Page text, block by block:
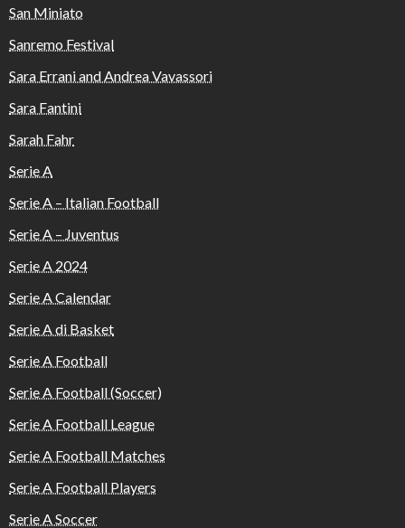
San Miniato
Sanremo Festival
Sara Errani and Andrea Vavassori
Sara Fantini
Sarah Fahr
Serie A
Serie A – Italian Football
Serie A – Juventus
Serie A 2024
Serie A Calendar
Serie A di Basket
Serie A Football
Serie A Football (Soccer)
Serie A Football League
Serie A Football Matches
Serie A Football Players
Serie A Soccer